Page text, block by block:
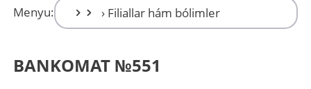
Menyu:
BANKOMAT №551